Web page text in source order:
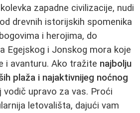
zapadne civilizacije, nudi
drevnih istorijskih spomenika
i herojima, do
Egejskog i Jonskog mora koje
i avanturu. Ako tražite najbolju
plaža i najaktivnijeg noćnog
vodič upravo za vas. Proći
letovališta, dajući vam